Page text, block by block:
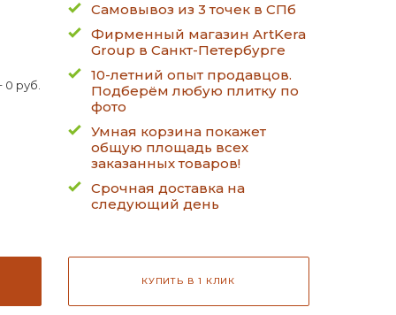
0 руб.
Самовывоз из 3 точек в СПб
Фирменный магазин ArtKera
Group в Санкт-Петербурге
10-летний опыт продавцов.
Подберём любую плитку по
фото
Умная корзина покажет
общую площадь всех
заказанных товаров!
Срочная доставка на
следующий день
КУПИТЬ В 1 КЛИК